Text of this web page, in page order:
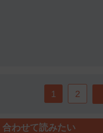
1 2
合わせて読みたい